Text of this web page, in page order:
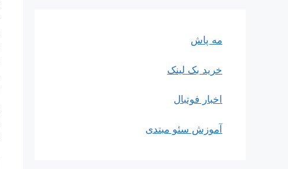
مه پاش
خرید بک لینک
اخبار فوتبال
آموزش سئو مبتدی